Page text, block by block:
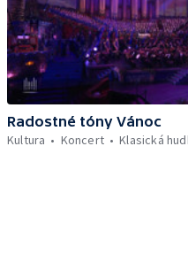
Radostné tóny Vánoc
Kultura
Koncert Klasická